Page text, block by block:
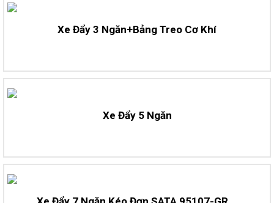
Xe Đẩy 3 Ngăn+bảng Treo Cơ Khí
Xe Đẩy 5 Ngăn